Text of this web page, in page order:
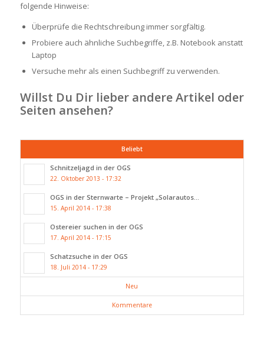
folgende Hinweise:
Überprüfe die Rechtschreibung immer sorgfältig.
Probiere auch ähnliche Suchbegriffe, z.B. Notebook anstatt
Laptop
Versuche mehr als einen Suchbegriff zu verwenden.
Willst Du Dir lieber andere Artikel oder
Seiten ansehen?
Beliebt
Schnitzeljagd in der OGS
22. Oktober 2013 - 17:32
OGS in der Sternwarte – Projekt „Solarautos...
15. April 2014 - 17:38
Ostereier suchen in der OGS
17. April 2014 - 17:15
Schatzsuche in der OGS
18. Juli 2014 - 17:29
Neu
Kommentare